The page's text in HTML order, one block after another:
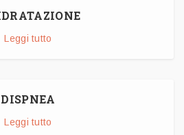
Leggi tutto
DISPNEA
Leggi tutto